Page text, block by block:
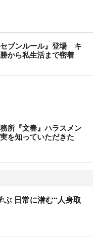
ブンルール』登場 キ
から私生活まで密着
所『文春』ハラスメン
を知っていただきた
ぶ 日常に潜む“人身取